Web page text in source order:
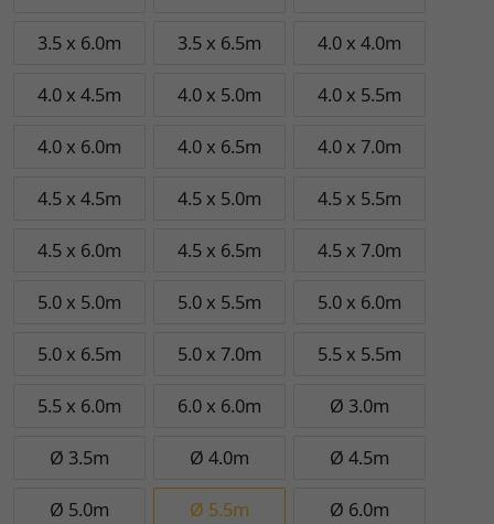
3.5 x 6.0m 3.5 x 6.5m 4.0 x 4.0m
4.0 x 4.5m 4.0 x 5.0m 4.0 x 5.5m
4.0 x 6.0m 4.0 x 6.5m 4.0 x 7.0m
4.5 x 4.5m 4.5 x 5.0m 4.5 x 5.5m
4.5 x 6.0m 4.5 x 6.5m 4.5 x 7.0m
5.0 x 5.0m 5.0 x 5.5m 5.0 x 6.0m
5.0 x 6.5m 5.0 x 7.0m 5.5 x 5.5m
5.5 x 6.0m 6.0 x 6.0m Ø 3.0m
Ø 3.5m Ø 4.0m Ø 4.5m
Ø 5.0m Ø 5.5m Ø 6.0m